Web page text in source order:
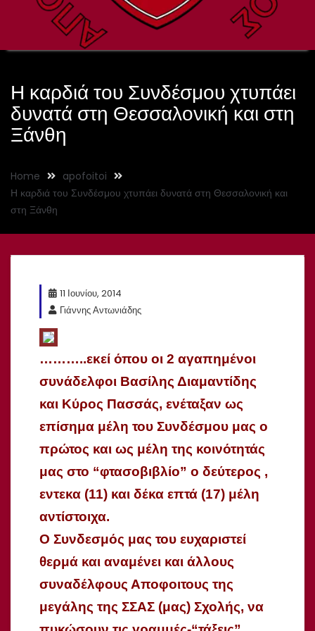
Η καρδιά του Συνδέσμου χτυπάει
δυνατά στη Θεσσαλονική και στη
Ξάνθη
Home
apofoitoi
Η καρδιά του Συνδέσμου χτυπάει δυνατά στη Θεσσαλονική και
στη Ξάνθη
11 Ιουνίου, 2014
Γιάννης Αντωνιάδης
………..εκεί όπου οι 2 αγαπημένοι
συνάδελφοι Βασίλης Διαμαντίδης
και Κύρος Πασσάς, ενέταξαν ως
επίσημα μέλη του Συνδέσμου μας ο
πρώτος και ως μέλη της κοινότητάς
μας στο “φτασοβιβλίο” ο δεύτερος ,
εντεκα (11) και δέκα επτά (17) μέλη
αντίστοιχα.
Ο Συνδεσμός μας του ευχαριστεί
θερμά και αναμένει και άλλους
συναδέλφους Αποφοιτους της
μεγάλης της ΣΣΑΣ (μας) Σχολής, να